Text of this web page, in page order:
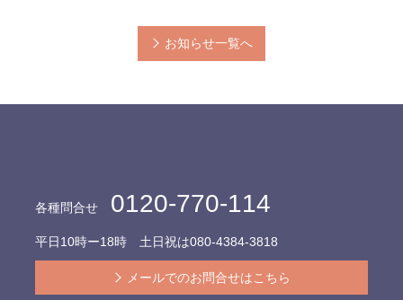
お知らせ一覧へ
各種問合せ 0120-770-114
平日10時ー18時 土日祝は080-4384-3818
メールでのお問合せはこちら